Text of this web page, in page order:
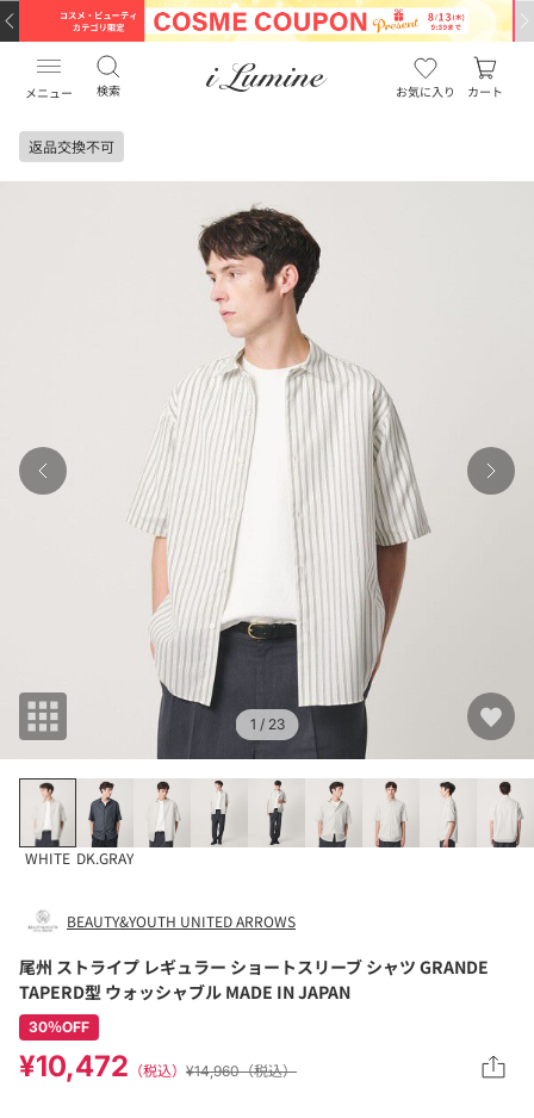
メニュー 検索 お気に入り カート
返品交換不可
1 / 23
WHITE DK.GRAY
BEAUTY&YOUTH UNITED ARROWS
尾州 ストライプ レギュラー ショートスリーブ シャツ GRANDE
TAPERD型 ウォッシャブル MADE IN JAPAN
30％OFF
¥10,472 （税込） ¥14,960（税込）